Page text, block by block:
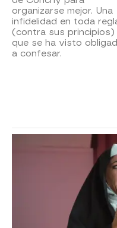
organizarse mejor. Una
infidelidad en toda
(contra sus principios)
que se ha visto
a confesar.